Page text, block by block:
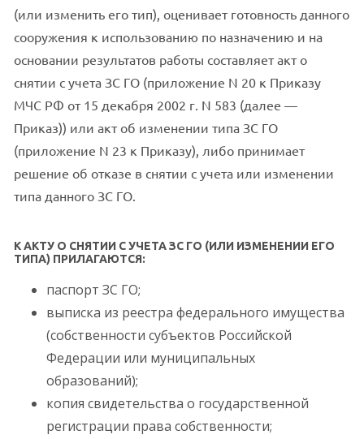
(или изменить его тип), оценивает готовность данного
сооружения к использованию по назначению и на
основании результатов работы составляет акт о
снятии с учета ЗС ГО (приложение N 20 к Приказу
МЧС РФ от 15 декабря 2002 г. N 583 (далее —
Приказ)) или акт об изменении типа ЗС ГО
(приложение N 23 к Приказу), либо принимает
решение об отказе в снятии с учета или изменении
типа данного ЗС ГО.
К АКТУ О СНЯТИИ С УЧЕТА ЗС ГО (ИЛИ ИЗМЕНЕНИИ ЕГО
ТИПА) ПРИЛАГАЮТСЯ:
паспорт ЗС ГО;
выписка из реестра федерального имущества
(собственности субъектов Российской
Федерации или муниципальных
образований);
копия свидетельства о государственной
регистрации права собственности;